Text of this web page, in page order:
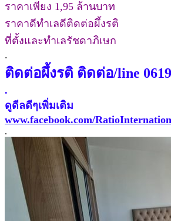
ราคาเพียง 1,95 ล้านบาท
ราคาดีทำเลดีติดต่อผึ้งรติ
ที่ตั้งและทำเลรัชดาภิเษก
.
ติดต่อผึ้งรติ ติดต่อ/line
.
ดูดีลดีๆเพิ่มเติม
www.facebook.com/
.